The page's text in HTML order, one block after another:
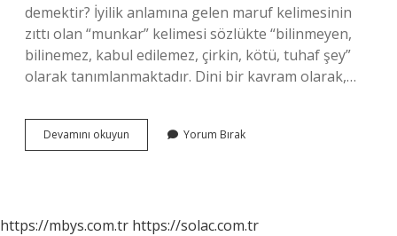
demektir? İyilik anlamına gelen maruf kelimesinin
zıttı olan “munkar” kelimesi sözlükte “bilinmeyen,
bilinemez, kabul edilemez, çirkin, kötü, tuhaf şey”
olarak tanımlanmaktadır. Dini bir kavram olarak,…
Devamını okuyun
Münkir
Yorum Bırak
https://mbys.com.tr https://solac.com.tr